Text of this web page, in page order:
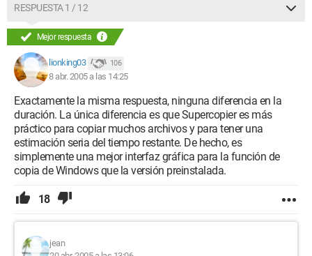
RESPUESTA 1 / 12
Mejor respuesta
lionking03 106
8 abr. 2005 a las 14:25
Exactamente la misma respuesta, ninguna diferencia en la
duración. La única diferencia es que Supercopier es más
práctico para copiar muchos archivos y para tener una
estimación seria del tiempo restante. De hecho, es
simplemente una mejor interfaz gráfica para la función de
copia de Windows que la versión preinstalada.
18
jean